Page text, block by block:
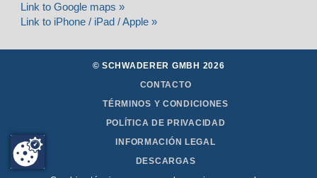
Link to Google maps »
Link to iPhone / iPad / Apple »
© SCHWADERER GMBH 2026
CONTACTO
TÉRMINOS Y CONDICIONES
POLÍTICA DE PRIVACIDAD
INFORMACIÓN LEGAL
DESCARGAS